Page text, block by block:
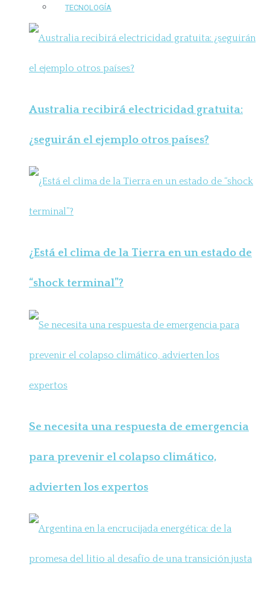
TECNOLOGÍA
Australia recibirá electricidad gratuita:
¿seguirán el ejemplo otros países?
¿Está el clima de la Tierra en un estado de
“shock terminal”?
Se necesita una respuesta de emergencia
para prevenir el colapso climático,
advierten los expertos